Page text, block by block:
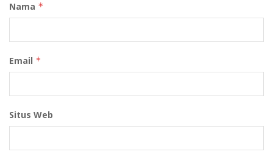
Nama *
Email *
Situs Web